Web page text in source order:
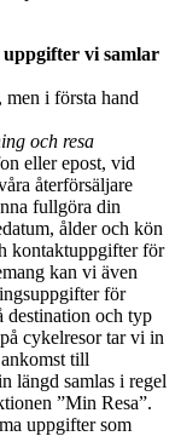
vi samlar
i första hand
och resa
eller epost, vid
återförsäljare
fullgöra din
ålder och kön
kontaktuppgifter för
kan vi även
för
destination och typ
cykelresor tar vi in
till
längd samlas i regel
”Min Resa”.
uppgifter som